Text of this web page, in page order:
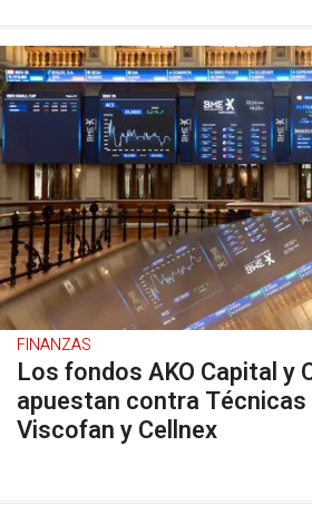
FINANZAS
Los fondos AKO Capital y
apuestan contra Técnicas
Viscofan y Cellnex